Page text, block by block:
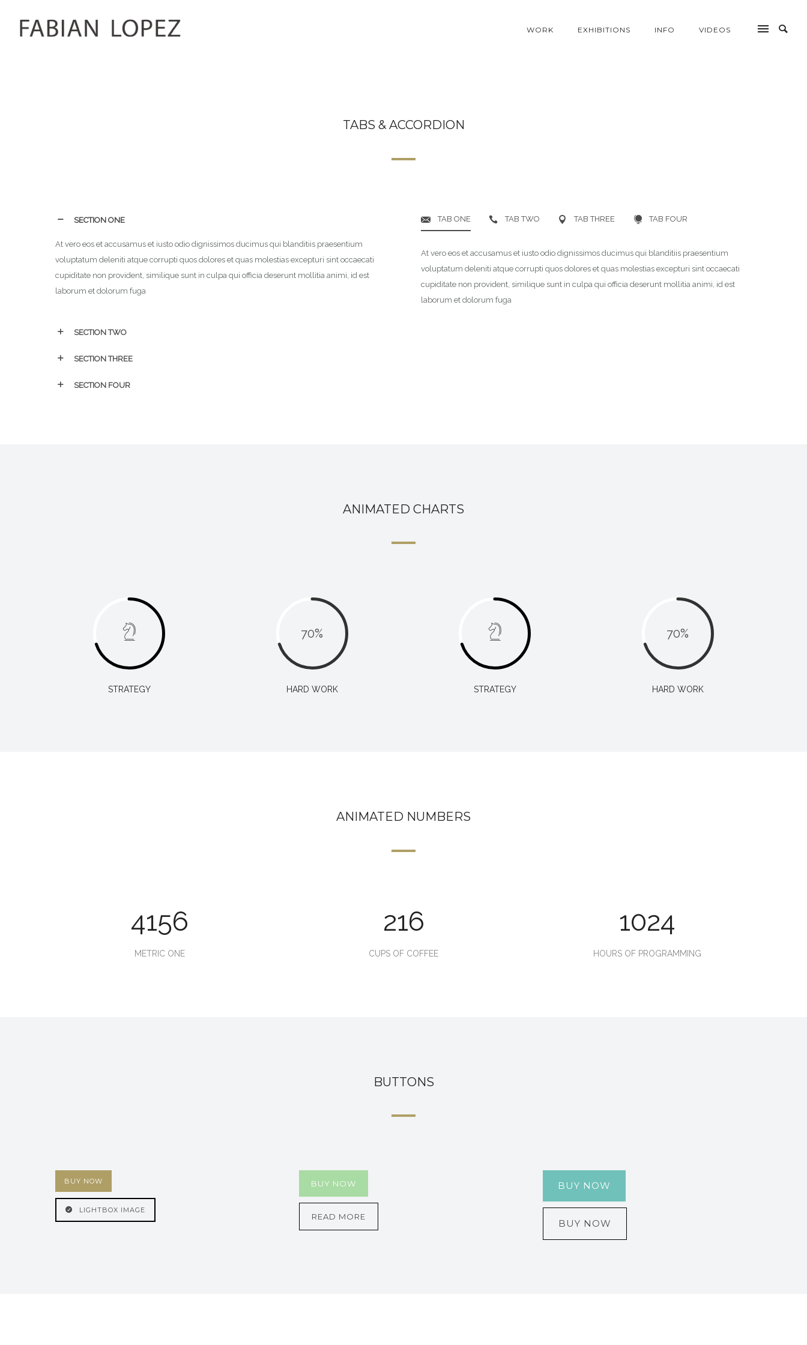
WORK EXHIBITIONS INFO VIDEOS
TABS & ACCORDION
SECTION ONE
At vero eos et accusamus et iusto odio dignissimos ducimus qui blanditiis praesentium
voluptatum deleniti atque corrupti quos dolores et quas molestias excepturi sint occaecati
cupiditate non provident, similique sunt in culpa qui officia deserunt mollitia animi, id est
laborum et dolorum fuga
SECTION TWO
SECTION THREE
SECTION FOUR
TAB ONE TAB TWO TAB THREE TAB FOUR
At vero eos et accusamus et iusto odio dignissimos ducimus qui blanditiis praesentium
voluptatum deleniti atque corrupti quos dolores et quas molestias excepturi sint occaecati
cupiditate non provident, similique sunt in culpa qui officia deserunt mollitia animi, id est
laborum et dolorum fuga
ANIMATED CHARTS
STRATEGY
70%
HARD WORK STRATEGY
70%
HARD WORK
ANIMATED NUMBERS
4156
METRIC ONE
216
CUPS OF COFFEE
1024
HOURS OF PROGRAMMING
BUTTONS
BUY NOW
LIGHTBOX IMAGE
BUY NOW
READ MORE
BUY NOW
BUY NOW